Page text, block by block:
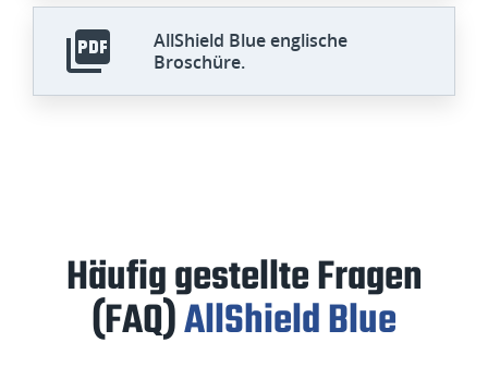
AllShield Blue englische
Broschüre.
Häufiggestellte Fragen
(FAQ)AllShield Blue